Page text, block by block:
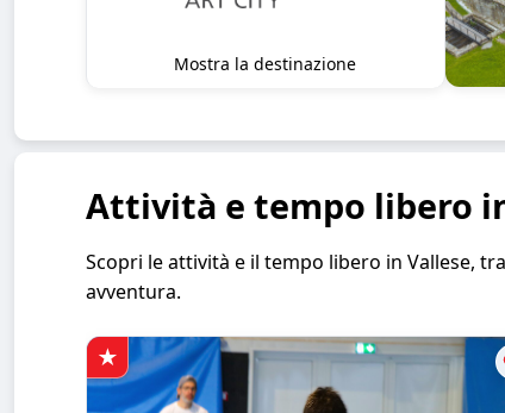
Mostra la destinazione
Attività e tempo libero
Scopri le attività e il tempo libero in Vallese,
avventura.